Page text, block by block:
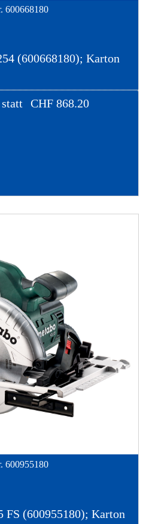
600668180
(600668180); Karton
statt CHF 868.20
600955180
FS (600955180); Karton